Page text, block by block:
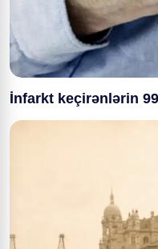
İnfarkt keçirənlərin